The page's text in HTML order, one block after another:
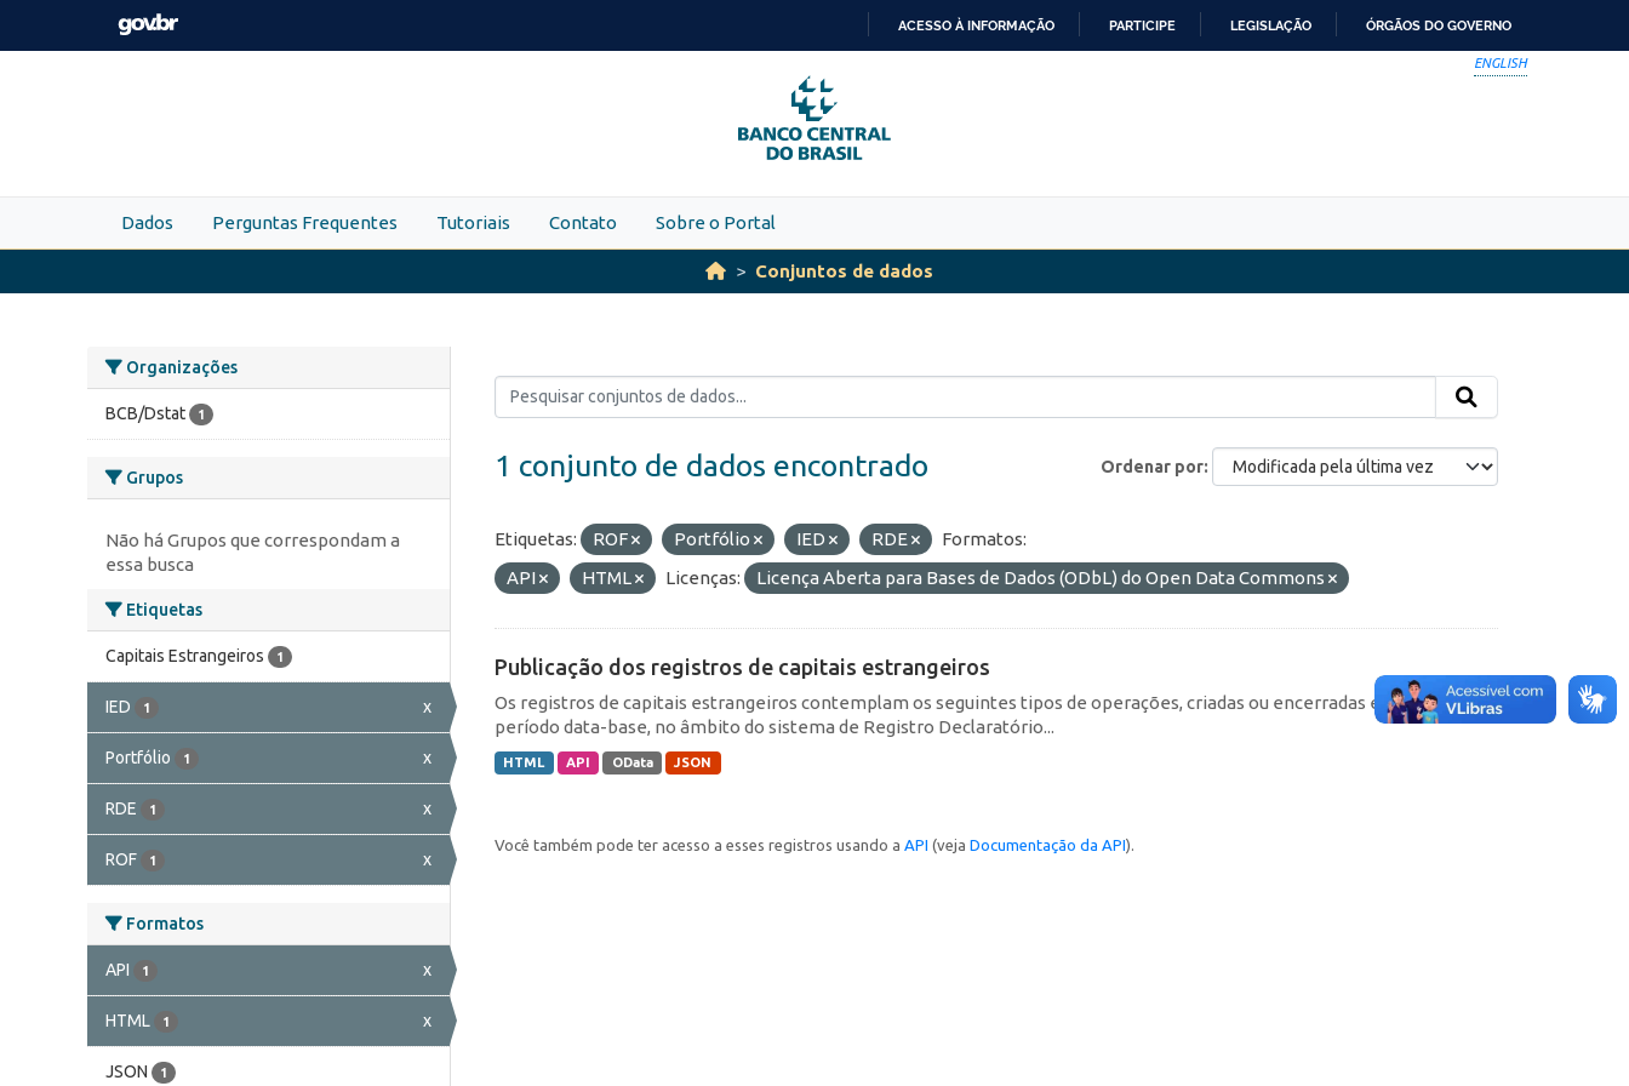
Skip to main content
PARA
O
CONTEÚDO
ACESSO À INFORMAÇÃO PARTICIPE LEGISLAÇÃO ÓRGÃOS DO GOVERNO
ENGLISH
Dados Perguntas Frequentes Tutoriais Contato Sobre o Portal
Conjuntos de dados
Organizações
BCB/Dstat 1
Grupos
Não há Grupos que correspondam a
essa busca
Etiquetas
Capitais Estrangeiros 1
IED 1 x
Portfólio 1 x
RDE 1 x
ROF 1 x
Formatos
API 1 x
HTML 1 x
JSON 1
Ordenar por
1 conjunto de dados encontrado
Etiquetas: ROF Portfólio IED RDE
Formatos:
API
HTML Licenças: Licença Aberta para Bases de Dados (ODbL) do Open Data Commons
Publicação dos registros de capitais estrangeiros
Os registros de capitais estrangeiros contemplam os seguintes tipos de operações, criadas ou encerradas em cada
período data-base, no âmbito do sistema de Registro Declaratório...
HTML API OData JSON
Você também pode ter acesso a esses registros usando a API (veja Documentação da API).